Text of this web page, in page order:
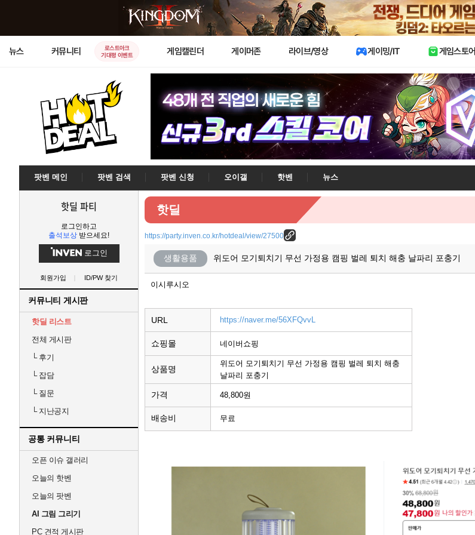
뉴스 커뮤니티
로스트아크
기대평 이벤트
게임캘린더 게이머존 라이브/영상 게이밍/IT 게임스토어
팟벤 메인 팟벤 검색 팟벤 신청 오이갤 핫벤
뉴스
핫딜 파티
로그인하고
출석보상 받으세요!
로그인
회원가입 ID/PW 찾기
커뮤니티 게시판
핫딜 리스트
전체 게시판
└후기
└잡담
└질문
└지난공지
공통 커뮤니티
오픈 이슈 갤러리
오늘의 핫벤
오늘의 팟벤
AI 그림 그리기
PC 견적 게시판
핫딜
https://party.inven.co.kr/hotdeal/view/27500
생활용품 위도어 모기퇴치기 무선 가정용 캠핑 벌레 퇴치 해충 날파리 포충기
이시루시오
URL https://naver.me/56XFQvvL
쇼핑몰 네이버쇼핑
상품명
위도어 모기퇴치기 무선 가정용 캠핑 벌레 퇴치 해충
날파리 포충기
가격 48,800원
배송비 무료